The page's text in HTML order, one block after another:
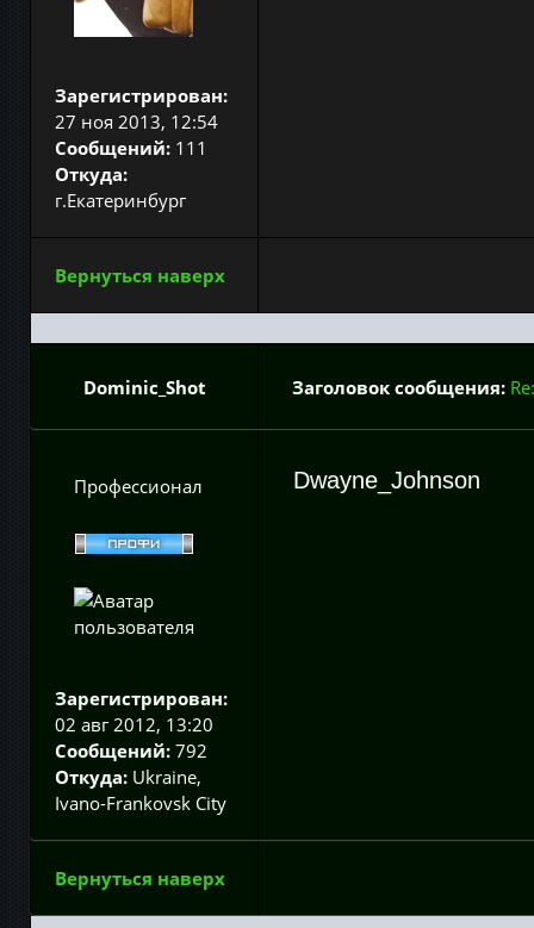
Зарегистрирован:
27 ноя 2013, 12:54
Сообщений: 111
Откуда:
г.Екатеринбург
Вернуться наверх
Dominic_Shot Заголовок сообщения:
Профессионал
Зарегистрирован:
02 авг 2012, 13:20
Сообщений: 792
Откуда: Ukraine,
Ivano-Frankovsk City
Dwayne_Johnson
Вернуться наверх